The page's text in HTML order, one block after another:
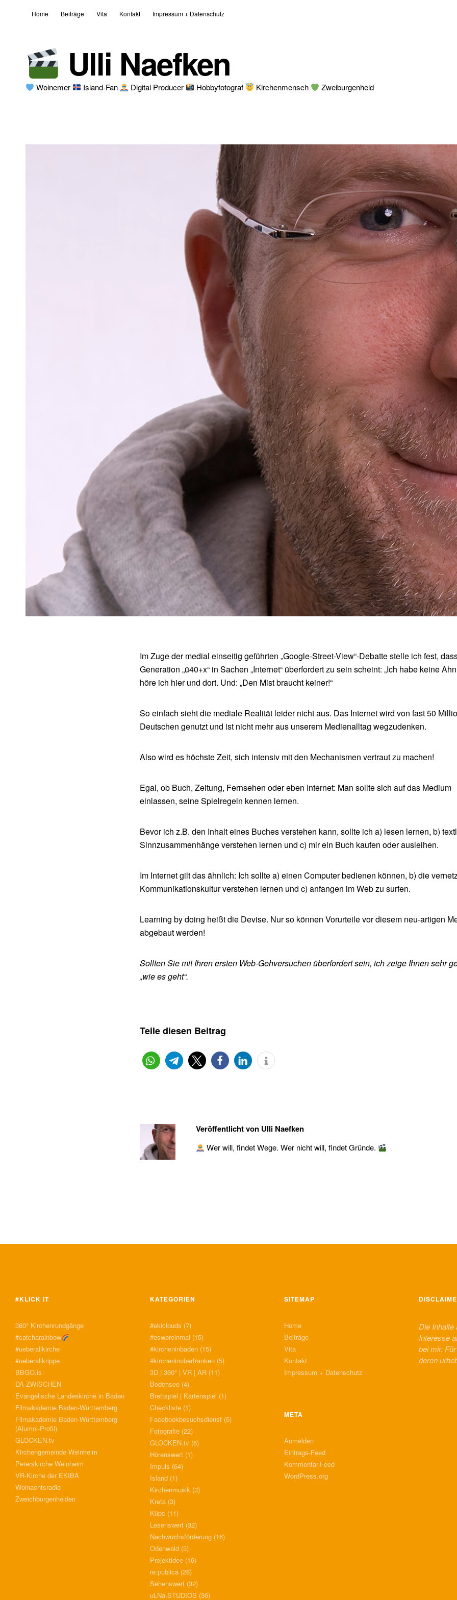
Home Beiträge Vita Kontakt Impressum + Datenschutz
Ulli Naefken
Woinemer Island-Fan Digital Producer Hobbyfotograf Kirchenmensch Zweiburgenheld
Im Zuge der medial einseitig geführten „Google-Street-View“-Debatte stelle ich fest,
Generation „ü40+x“ in Sachen „Internet“ überfordert zu sein scheint: „Ich habe keine
höre ich hier und dort. Und: „Den Mist braucht keiner!“
So einfach sieht die mediale Realität leider nicht aus. Das Internet wird von fast 50
Deutschen genutzt und ist nicht mehr aus unserem Medienalltag wegzudenken.
Also wird es höchste Zeit, sich intensiv mit den Mechanismen vertraut zu machen!
Egal, ob Buch, Zeitung, Fernsehen oder eben Internet: Man sollte sich auf das Medium
einlassen, seine Spielregeln kennen lernen.
Bevor ich z.B. den Inhalt eines Buches verstehen kann, sollte ich a) lesen lernen, b)
Sinnzusammenhänge verstehen lernen und c) mir ein Buch kaufen oder ausleihen.
Im Internet gilt das ähnlich: Ich sollte a) einen Computer bedienen können, b) die
Kommunikationskultur verstehen lernen und c) anfangen im Web zu surfen.
Learning by doing heißt die Devise. Nur so können Vorurteile vor diesem neu-artigen
abgebaut werden!
Sollten Sie mit Ihren ersten Web-Gehversuchen überfordert sein, ich zeige Ihnen sehr
„wie es geht“.
Teile diesen Beitrag
Veröffentlicht von Ulli Naefken
Wer will, findet Wege. Wer nicht will, findet Gründe.
#KLICK IT
360° Kirchenrundgänge
#catcharainbow
#ueberallkirche
#ueberallkrippe
BBGO.is
DA-ZWISCHEN
Evangelische Landeskirche in Baden
Filmakademie Baden-Württemberg
Filmakademie Baden-Württemberg
(Alumni-Profil)
GLOCKEN.tv
Kirchengemeinde Weinheim
Peterskirche Weinheim
VR-Kirche der EKIBA
Woinachtsradio
Zweichburgenhelden
KATEGORIEN
#ekiclouds (7)
#eswareinmal (15)
#kircheninbaden(15)
#kircheninoberfranken(5)
3D | 360° | VR | AR(11)
Bodensee(4)
Brettspiel | Kartenspiel (1)
Checkliste(1)
Facebookbesuchsdienst(5)
Fotografie(22)
GLOCKEN.tv (6)
Hörenswert(1)
Impuls (64)
Island(1)
Kirchenmusik(3)
Kreta(3)
Küps (11)
Lesenswert(32)
Nachwuchsförderung(16)
Odenwald(3)
Projektidee(16)
re:publica(26)
Sehenswert(32)
uLNa.STUDIOS (36)
SITEMAP
Home
Beiträge
Vita
Kontakt
Impressum + Datenschutz
META
Anmelden
Eintrags-Feed
Kommentar-Feed
WordPress.org
Die
Interesse
bei mir.
deren